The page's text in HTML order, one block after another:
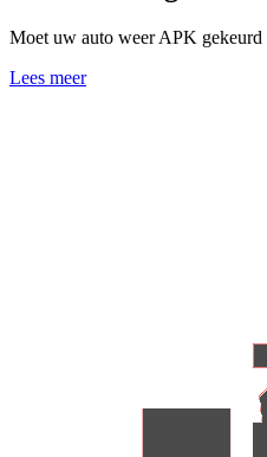
Moet uw auto weer APK
Lees meer